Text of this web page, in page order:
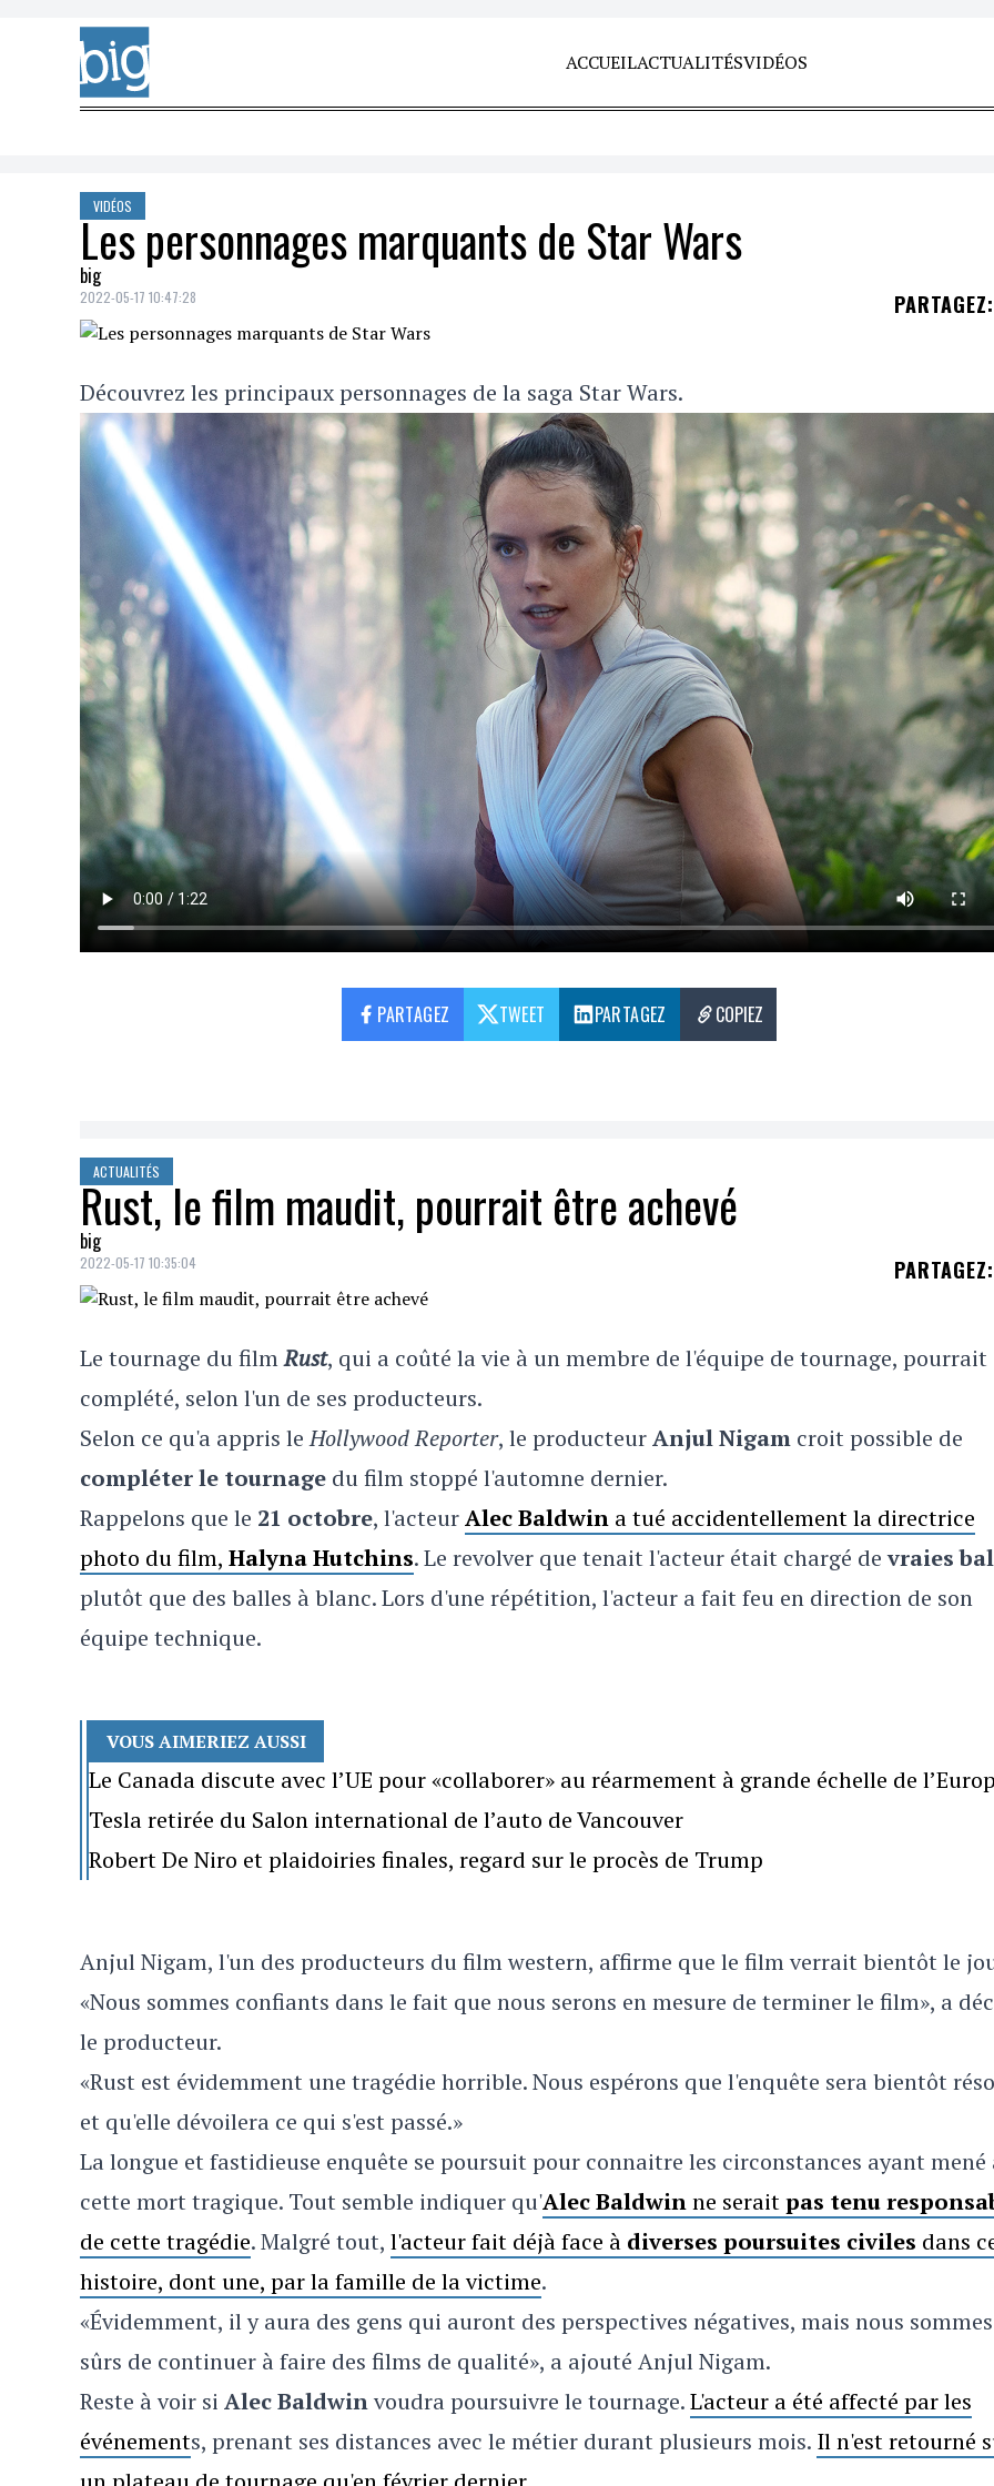
Skip to content
ACCUEILACTUALITÉSVIDÉOS
VIDÉOS
Les personnages marquants de Star Wars
big
2022-05-17 10:47:28 PARTAGEZ:
Découvrez les principaux personnages de la saga Star Wars.
PARTAGEZ TWEET PARTAGEZ COPIEZ
ACTUALITÉS
Rust, le film maudit, pourrait être achevé
big
2022-05-17 10:35:04 PARTAGEZ:
Le tournage du filmRust, qui a coûté la vie à un membre de l'équipe de tournage, pourrait
complété, selon l'un de ses producteurs.
Selon ce qu'a appris leHollywood Reporter, le producteurAnjul Nigam croit possible de
compléter le tournage du film stoppé l'automne dernier.
Rappelons que le 21 octobre, l'acteurAlec Baldwin a tué accidentellement la directrice
photo du film, Halyna Hutchins. Le revolver que tenait l'acteur était chargé devraies
plutôt que des balles à blanc. Lors d'une répétition, l'acteur a fait feu en direction de son
équipe technique.
VOUS AIMERIEZ AUSSI
Le Canada discute avec l’UE pour «collaborer» au réarmement à grande échelle de
Tesla retirée du Salon international de l’auto de Vancouver
Robert De Niro et plaidoiries finales, regard sur le procès de Trump
Anjul Nigam, l'un des producteurs du film western, affirme que le film verrait bientôt le
«Nous sommes confiants dans le fait que nous serons en mesure de terminer le film», a
le producteur.
«Rust est évidemment une tragédie horrible. Nous espérons que l'enquête sera bientôt
et qu'elle dévoilera ce qui s'est passé.»
La longue et fastidieuse enquête se poursuit pour connaitre les circonstances ayant mené
cette mort tragique. Tout semble indiquer qu'Alec Baldwinne seraitpas tenu
de cette tragédie. Malgré tout, l'acteur fait déjà face à diverses poursuites civiles dans
histoire, dont une, par la famille de la victime.
«Évidemment, il y aura des gens qui auront des perspectives négatives, mais nous sommes
sûrs de continuer à faire des films de qualité», a ajouté Anjul Nigam.
Reste à voir si Alec Baldwinvoudra poursuivre le tournage.L'acteur a été affecté par les
événements, prenant ses distances avec le métier durant plusieurs mois. Il n'est retourné